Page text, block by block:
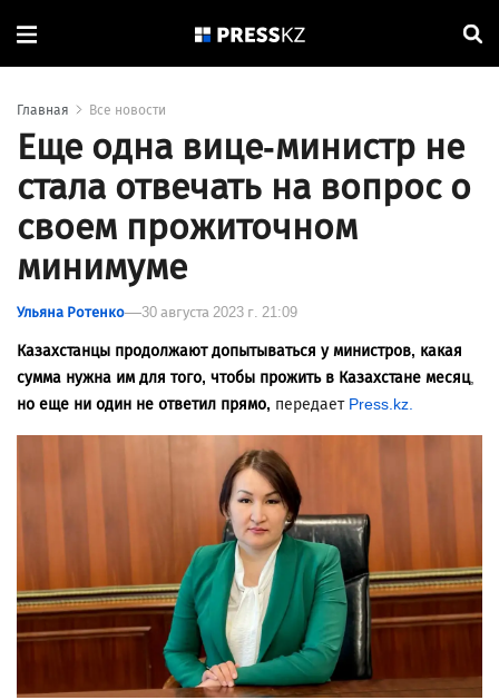
Главная Все новости
Еще одна вице-министр не
стала отвечать на вопрос о
своем прожиточном
минимуме
Ульяна Ротенко 30 августа 2023 г. 21:09
Казахстанцы продолжают допытываться у министров, какая
сумма нужна им для того, чтобы прожить в Казахстане месяц,
но еще ни один не ответил прямо, передает Press.kz.